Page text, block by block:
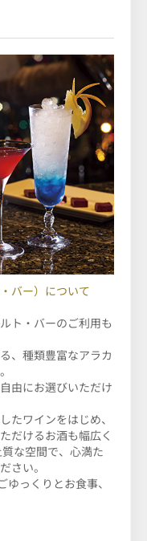
バー）について
ト・バーのご利用も
、種類豊富なアラカ
由にお選びいただけ
たワインをはじめ、
だけるお酒も幅広く
な空間で、心満た
さい。
っくりとお食事、